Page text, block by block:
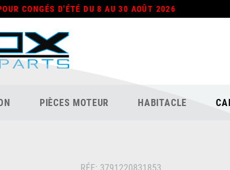
CONGÉS D'ÉTÉ DU 8 AU 30 AOÛT 2026
PIÈCES MOTEUR HABITACLE
RÉF: 3791220831853